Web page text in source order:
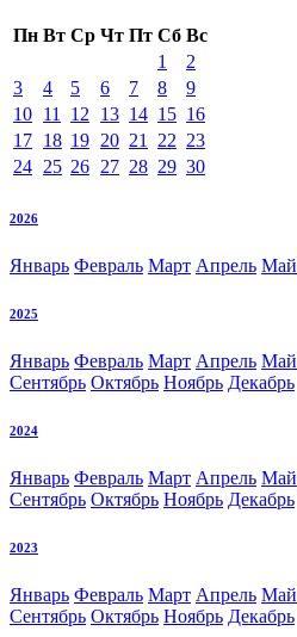
Пн Вт Ср Чт Пт Сб Вс
1
2
3
4 5 6 7 8
9
10 11 12 13 14 15 16
17 18 19 20 21 22 23
24 25 26 27 28 29 30
2026
Январь Февраль Март Апрель Май
2025
Январь Февраль Март Апрель Май
Сентябрь Октябрь Ноябрь Декабрь
2024
Январь Февраль Март Апрель Май
Сентябрь Октябрь Ноябрь Декабрь
2023
Январь Февраль Март Апрель Май
Сентябрь Октябрь Ноябрь Декабрь